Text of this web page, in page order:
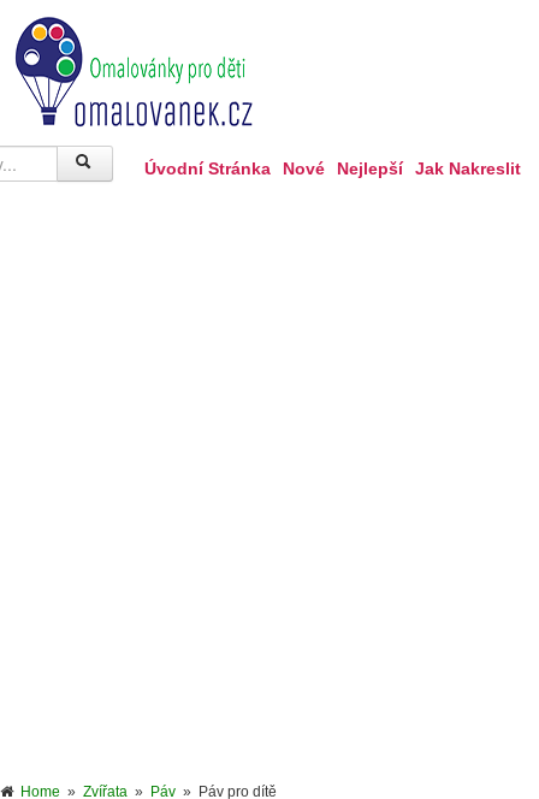
Úvodní Stránka Nové Nejlepší Jak Nakreslit
Home » Zvířata » Páv » Páv pro dítě